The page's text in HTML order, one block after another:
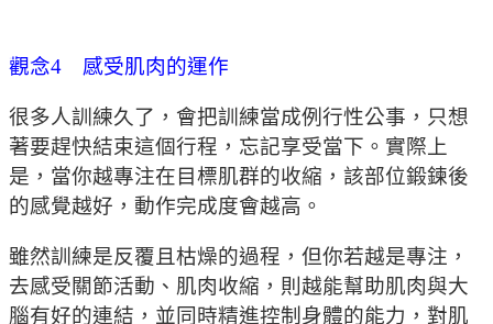
觀念4 感受肌肉的運作
很多人訓練久了，會把訓練當成例行性公事，只想
著要趕快結束這個行程，忘記享受當下。實際上
是，當你越專注在目標肌群的收縮，該部位鍛鍊後
的感覺越好，動作完成度會越高。
雖然訓練是反覆且枯燥的過程，但你若越是專注，
去感受關節活動、肌肉收縮，則越能幫助肌肉與大
腦有好的連結，並同時精進控制身體的能力，對肌